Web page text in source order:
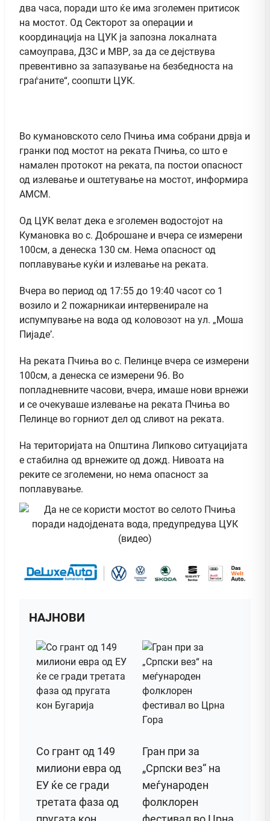
два часа, поради што ќе има зголемен притисок
на мостот. Од Секторот за операции и
координација на ЦУК ја запозна локалната
самоуправа, ДЗС и МВР, за да се дејствува
превентивно за запазување на безбедноста на
граѓаните“, соопшти ЦУК.
Во кумановското село Пчиња има собрани дрвја и
гранки под мостот на реката Пчиња, со што е
намален протокот на реката, па постои опасност
од излевање и оштетување на мостот, информира
АМСМ.
Од ЦУК велат дека е зголемен водостојот на
Кумановка во с. Доброшане и вчера се измерени
100см, а денеска 130 см. Нема опасност од
поплавување куќи и излевање на реката.
Вчера во период од 17:55 до 19:40 часот со 1
возило и 2 пожарникаи интервенирале на
испумпување на вода од коловозот на ул. „Моша
Пијаде’.
На реката Пчиња во с. Пелинце вчера се измерени
100см, а денеска се измерени 96. Во
попладневните часови, вчера, имаше нови врнежи
и се очекуваше излевање на реката Пчиња во
Пелинце во горниот дел од сливот на реката.
На територијата на Општина Липково ситуацијата
е стабилна од врнежите од дожд. Нивоата на
реките се зголемени, но нема опасност за
поплавување.
НАЈНОВИ
Со грант од 149
милиони евра од
ЕУ ќе се гради
третата фаза од
Гран при за
„Српски вез“ на
меѓународен
фолклорен